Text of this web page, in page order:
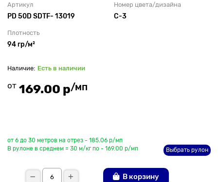
Артикул
PD 50D SDTF- 13019
Номер цвета/дизайна
С-3
Плотность
94 гр/м²
Есть в наличии
от 169.00 р/мп
от 6 до 30 метров на отрез - 185.06 р/мп
В рулоне в среднем = 30 м/кг по - 169.00 р/мп
Выбрать рулон
В корзину